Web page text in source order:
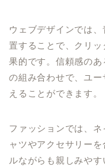
ウェブデザインでは
置することで、クリ
果的です。信頼感の
の組み合わせで、ユ
えることができます。
ファッションでは、
ャツやアクセサリー
ルながらも親しみや